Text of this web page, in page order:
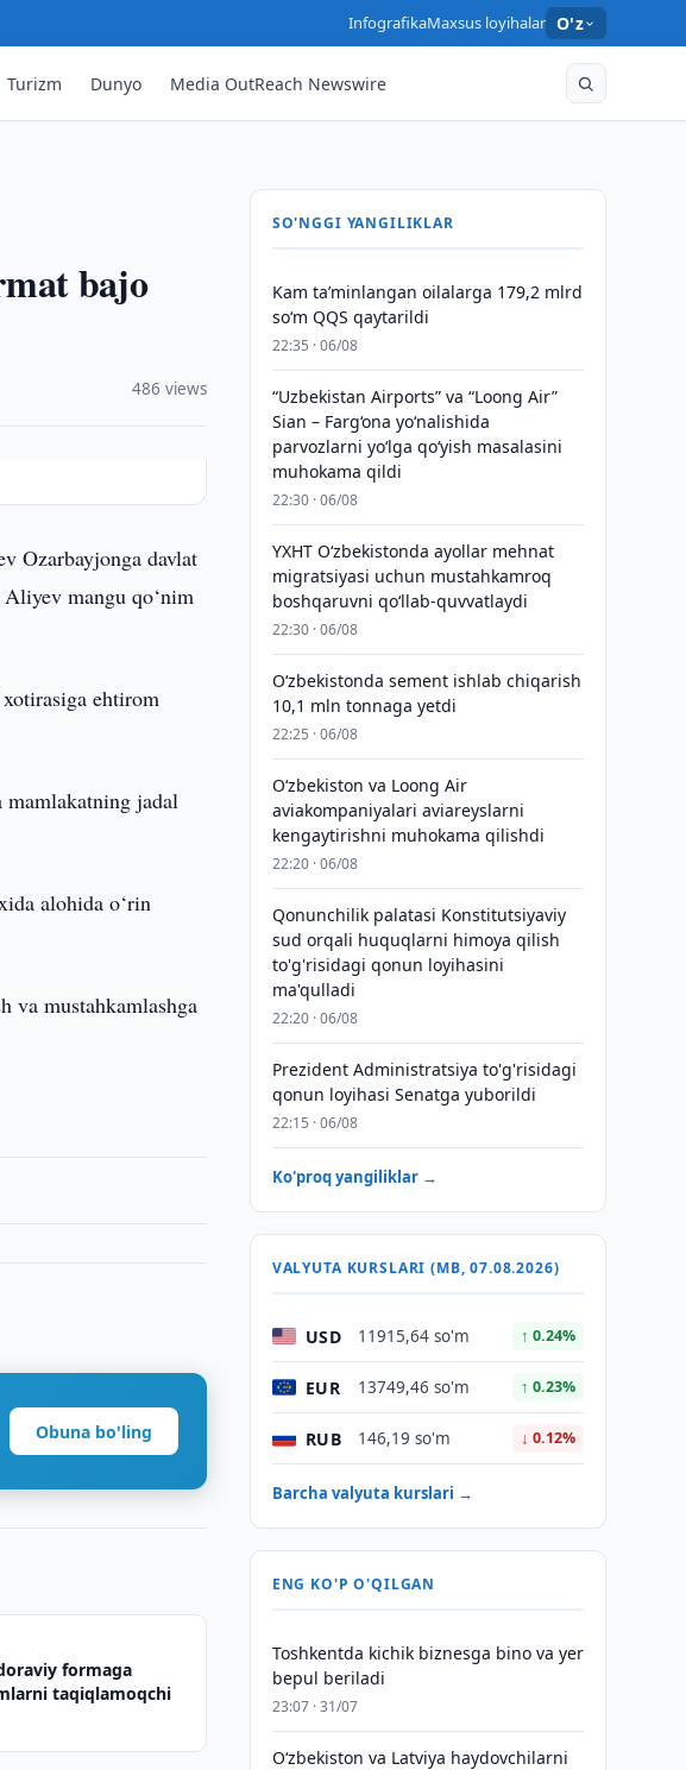
InfografikaMaxsus loyihalar O'z
Turizm Dunyo Media OutReach Newswire
bajo
486 views
Ozarbayjonga davlat
mangu qo‘nim
ehtirom
jadal
alohida o‘rin
va mustahkamlashga
Obuna bo'ling
formaga
taqiqlamoqchi
SO'NGGI YANGILIKLAR
Kam taʼminlangan oilalarga 179,2 mlrd
so‘m QQS qaytarildi
22:35 · 06/08
“Uzbekistan Airports” va “Loong Air”
Sian – Farg‘ona yo‘nalishida
parvozlarni yo‘lga qo‘yish masalasini
muhokama qildi
22:30 · 06/08
YXHT O‘zbekistonda ayollar mehnat
migratsiyasi uchun mustahkamroq
boshqaruvni qo‘llab-quvvatlaydi
22:30 · 06/08
O‘zbekistonda sement ishlab chiqarish
10,1 mln tonnaga yetdi
22:25 · 06/08
Oʻzbekiston va Loong Air
aviakompaniyalari aviareyslarni
kengaytirishni muhokama qilishdi
22:20 · 06/08
Qonunchilik palatasi Konstitutsiyaviy
sud orqali huquqlarni himoya qilish
to'g'risidagi qonun loyihasini
ma'qulladi
22:20 · 06/08
Prezident Administratsiya to'g'risidagi
qonun loyihasi Senatga yuborildi
22:15 · 06/08
Ko'proq yangiliklar →
VALYUTA KURSLARI (MB, 07.08.2026)
USD 11915,64 so'm ↑ 0.24%
EUR 13749,46 so'm ↑ 0.23%
RUB 146,19 so'm ↓ 0.12%
Barcha valyuta kurslari →
ENG KO'P O'QILGAN
Toshkentda kichik biznesga bino va yer
bepul beriladi
23:07 · 31/07
Oʻzbekiston va Latviya haydovchilarni